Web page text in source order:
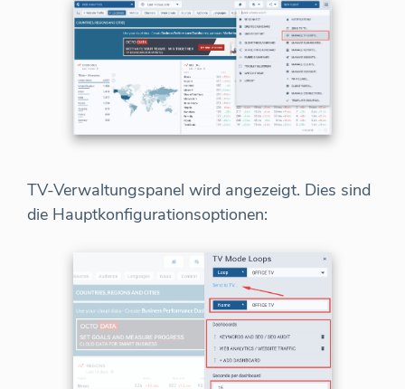
TV-Verwaltungspanel wird angezeigt. Dies sind
die Hauptkonfigurationsoptionen: